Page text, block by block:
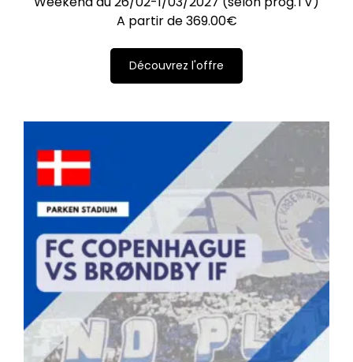
A partir de369.00€
Découvrez l'offre